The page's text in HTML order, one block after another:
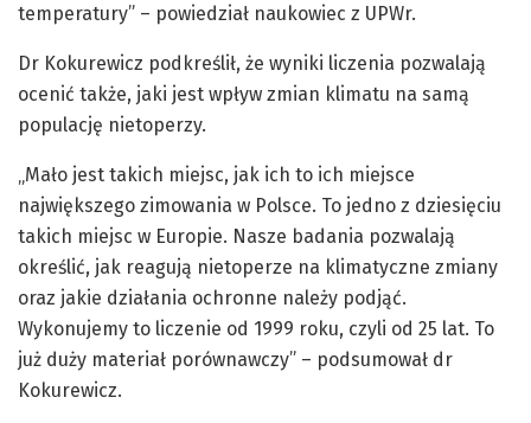
temperatury” – powiedział naukowiec z UPWr.
Dr Kokurewicz podkreślił, że wyniki liczenia pozwalają
ocenić także, jaki jest wpływ zmian klimatu na samą
populację nietoperzy.
„Mało jest takich miejsc, jak ich to ich miejsce
największego zimowania w Polsce. To jedno z dziesięciu
takich miejsc w Europie. Nasze badania pozwalają
określić, jak reagują nietoperze na klimatyczne zmiany
oraz jakie działania ochronne należy podjąć.
Wykonujemy to liczenie od 1999 roku, czyli od 25 lat. To
już duży materiał porównawczy” – podsumował dr
Kokurewicz.